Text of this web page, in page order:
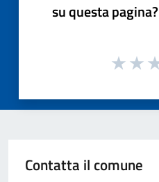
su questa pagina?
Contatta il comune